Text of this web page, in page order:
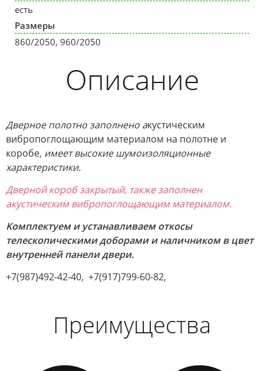
есть
Размеры
860/2050, 960/2050
Описание
Дверное полотно заполнено акустическим
вибропоглощающим материалом на полотне и
коробе, имеет высокие шумоизоляционные
характеристики.
Дверной короб закрытый, также заполнен
акустическим вибропоглощающим материалом.
Комплектуем и устанавливаем откосы
телескопическими доборами и наличником в цвет
внутренней панели двери.
+7(987)492-42-40, +7(917)799-60-82,
Преимущества